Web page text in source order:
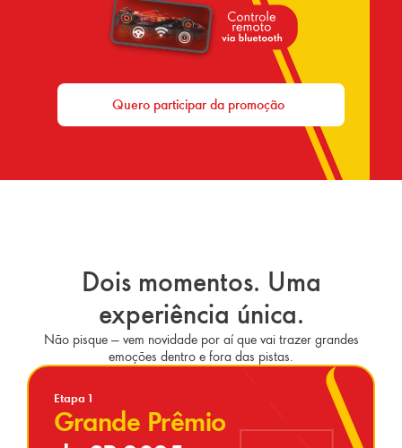
Quero participar da promoção
Dois momentos. Uma
experiência única.
Não pisque — vem novidade por aí que vai trazer grandes
emoções dentro e fora das pistas.
Etapa 1
Grande Prêmio